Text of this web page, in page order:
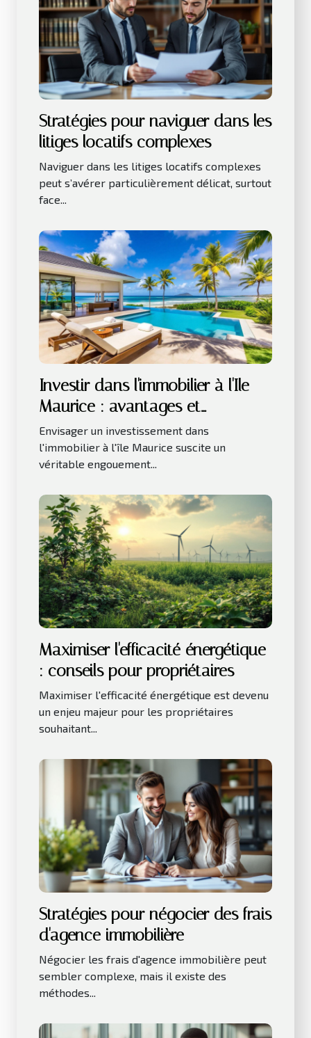
Stratégies pour naviguer dans les
litiges locatifs complexes
Naviguer dans les litiges locatifs complexes
peut s’avérer particulièrement délicat, surtout
face...
Investir dans l'immobilier à l'Ile
Maurice : avantages et
considérations clés
Envisager un investissement dans
l'immobilier à l'île Maurice suscite un
véritable engouement...
Maximiser l'efficacité énergétique
: conseils pour propriétaires
Maximiser l'efficacité énergétique est devenu
un enjeu majeur pour les propriétaires
souhaitant...
Stratégies pour négocier des frais
d'agence immobilière
Négocier les frais d'agence immobilière peut
sembler complexe, mais il existe des
méthodes...